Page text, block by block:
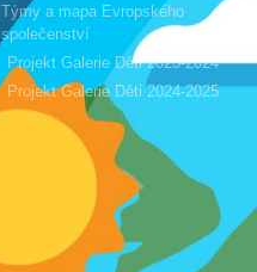
Týmy a mapa Evropského
společenství
Projekt Galerie Děti 2023-2024
Projekt Galerie Děti 2024-2025